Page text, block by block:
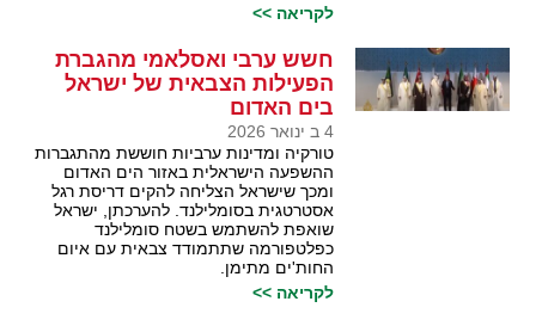
לקריאה >>
חשש ערבי ואסלאמי מהגברת
הפעילות הצבאית של ישראל
בים האדום
4 ב ינואר 2026
טורקיה ומדינות ערביות חוששת מהתגברות
ההשפעה הישראלית באזור הים האדום
ומכך שישראל הצליחה להקים דריסת רגל
אסטרטגית בסומלילנד. להערכתן, ישראל
שואפת להשתמש בשטח סומלילנד
כפלטפורמה שתתמודד צבאית עם איום
החות'ים מתימן.
לקריאה >>